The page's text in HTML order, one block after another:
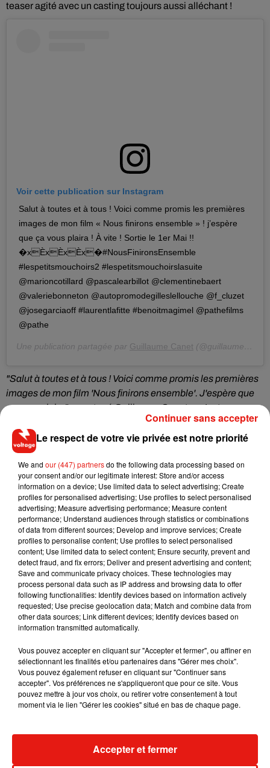
teaser agité avec un casting toujours aussi alléchant !
Voir cette publication sur Instagram
Salut à toutes et à tous ! Voici comme promis les premières
images de mon film « Nous finirons ensemble » ! j’espère
que ça vous plaira ! À vite ! Sortie le 1er Mai !!
�xÈxÈxÈx�#NousFinironsEnsemble
#lespetitsmouchoirs2 #lespetitsmouchoirslasuite
@marioncotillard @pascalearbillot @clementinebaert
@valeriebonneton @autopromodegilleslellouche @f_cluzet
@josegarciaoff #laurentlafitte #benoitmagimel @pathefilms
@pathe
Une publication partagée par Guillaume Canet (@guillaumecanetofficiel) le
"Salut à toutes et à tous ! Voici comme promis les premières
images de mon film 'Nous finirons ensemble'. J'espère que
ça vous plaira", a partagé Guillaume Canet sur Instagram,
précisant que cette suite sortira en salles dès le 1er mai.
Tandis que les fans attendaient ce premier teaser avec
impatience, ils ont pu découvrir avec joie l'arrivée de José
Garcia au casting, aux côtés de la bande habituelle
composée de François Cluzet, Marion Cotillard, Gilles
Lellouche, Laurent Laffite, Benoît Magimel, Pascale Arbillot,
Valérie Bonneton et Joël Dupuch. En revanche, si la
présence de Jean Dujardin n'a pas été mentionnée dans
cette bande-annonce, la lettre professionnelleSatellifax
révélé l'an dernier que l'acteur oscarisé allait bel et bien faire
une apparition dans ce second film.
Tourné au printemps 2018, ce deuxième volet se déroulera
pendant les vacances de Pâques au Cap Ferret. Un souhait
du cinéaste qui voulait"montrer la vie au Ferret hors saison"
Ce dernier avait également confié à
Mouchoirs"avait réussi à attirer plus de 5 millions de français
au cinéma, nul doute que la suite obtienne le même succès !
Musique
Le respect de votre vie privée est notre priorité
We and our (447) partnersdo the following data processing based on
your consent and/or our legitimate interest: Store and/or access
information on a device; Use limited data to select advertising; Create
profiles for personalised advertising; Use profiles to select personalised
advertising; Measure advertising performance; Measure content
performance; Understand audiences through statistics or combinations
of data from different sources; Develop and improve services; Create
profiles to personalise content; Use profiles to select personalised
content; Use limited data to select content; Ensure security, prevent and
detect fraud, and fix errors; Deliver and present advertising and content;
Save and communicate privacy choices. These technologies may
process personal data such as IP address and browsing data to offer
following functionalities: Identify devices based on information actively
requested; Use precise geolocation data; Match and combine data from
other data sources; Link different devices; Identify devices based on
information transmitted automatically.
Vous pouvez accepter en cliquant sur "Accepter et fermer", ou affiner en
sélectionnant les finalités et/ou partenaires dans "Gérer mes choix".
Vous pouvez également refuser en cliquant sur "Continuer sans
accepter". Vos préférences ne s'appliqueront que pour ce site. Vous
pouvez mettre à jour vos choix, ou retirer votre consentement à tout
moment via le lien "Gérer les cookies" situé en bas de chaque page.
Accepter et fermer
Continuer sans accepter